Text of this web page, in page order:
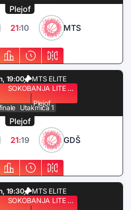
21:10 MTS
Plejof
19:00
MTS ELITE
SOKOBANJA LITE QUEST
Plejof
Utakmica 1
21:19 GDŠ
Plejof
19:30
MTS ELITE
SOKOBANJA LITE QUEST